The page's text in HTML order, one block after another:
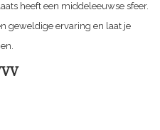
heeft een middeleeuwse sfeer.
geweldige ervaring en laat je